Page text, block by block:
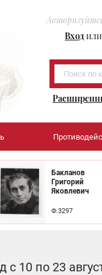
Входили
Бакланов
Григорий
Яковлевич
Ф.3297
10 по 23